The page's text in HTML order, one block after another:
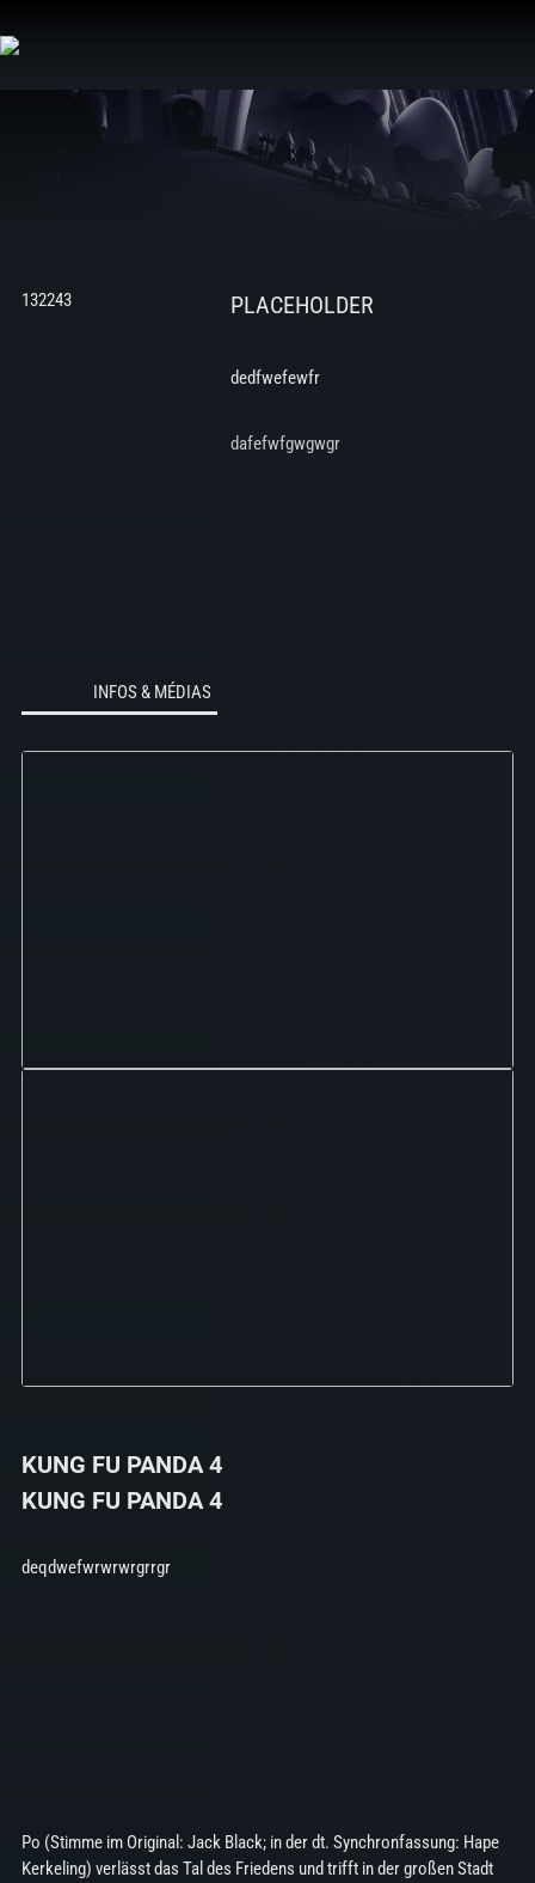
au
132243 PLACEHOLDER
dedfwefewfr
dafefwfgwgwgr
INFOS & MÉDIAS
KUNG FU PANDA 4
KUNG FU PANDA 4
deqdwefwrwrwrgrrgr
Po (Stimme im Original: Jack Black; in der dt. Synchronfassung: Hape
Kerkeling) verlässt das Tal des Friedens und trifft in der großen Stadt